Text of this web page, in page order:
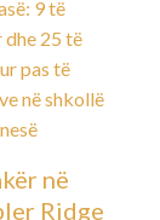
në
Ridge